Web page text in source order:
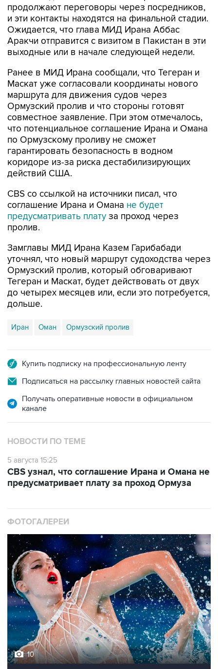
продолжают переговоры через посредников,
и эти контакты находятся на финальной стадии.
Ожидается, что глава МИД Ирана Аббас
Аракчи отправится с визитом в Пакистан в эти
выходные или в начале следующей недели.
Ранее в МИД Ирана сообщали, что Тегеран и
Маскат уже согласовали координаты нового
маршрута для движения судов через
Ормузский пролив и что стороны готовят
совместное заявление. При этом отмечалось,
что потенциальное соглашение Ирана и Омана
по Ормузскому проливу не сможет
гарантировать безопасность в водном
коридоре из-за риска дестабилизирующих
действий США.
CBS со ссылкой на источники писал, что
соглашение Ирана и Омана не будет
предусматривать плату за проход через
пролив.
Замглавы МИД Ирана Казем Гарибабади
уточнял, что новый маршрут судоходства через
Ормузский пролив, который обговаривают
Тегеран и Маскат, будет действовать от двух
до четырех месяцев или, если это потребуется,
дольше.
Иран Оман Ормузский пролив
Купить подписку на профессиональную ленту
Подписаться на рассылку главных новостей сайта
Получать оперативные новости в официальном
канале
НОВОСТИ ПО ТЕМЕ
5 августа 15:25
CBS узнал, что соглашение Ирана и Омана не
предусматривает плату за проход Ормуза
ФОТОГАЛЕРЕИ
10